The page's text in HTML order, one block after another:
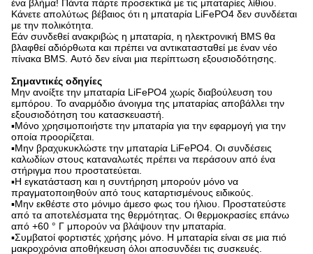
ένα βλήμα! Πάντα πάρτε προσεκτικά με τις μπαταρίες λίθιου.
Κάνετε απολύτως βέβαιος ότι η μπαταρία LiFePO4 δεν συνδέεται
με την πολικότητα.
Εάν συνδεθεί ανακριβώς η μπαταρία, η ηλεκτρονική BMS θα
βλαφθεί αδιόρθωτα και πρέπει να αντικατασταθεί με έναν νέο
πίνακα BMS. Αυτό δεν είναι μια περίπτωση εξουσιοδότησης.
Σημαντικές οδηγίες
Μην ανοίξτε την μπαταρία LiFePO4 χωρίς διαβούλευση του
εμπόρου. Το αναρμόδιο άνοιγμα της μπαταρίας αποβάλλει την
εξουσιοδότηση του κατασκευαστή.
▪Μόνο χρησιμοποιήστε την μπαταρία για την εφαρμογή για την
οποία προορίζεται.
▪Μην βραχυκυκλώστε την μπαταρία LiFePO4. Οι συνδέσεις
καλωδίων στους καταναλωτές πρέπει να περάσουν από ένα
στήριγμα που προστατεύεται.
▪Η εγκατάσταση και η συντήρηση μπορούν μόνο να
πραγματοποιηθούν από τους καταρτισμένους ειδικούς.
▪Μην εκθέστε στο μόνιμο άμεσο φως του ήλιου. Προστατεύστε
από τα αποτελέσματα της θερμότητας. Οι θερμοκρασίες επάνω
από +60 ° Γ μπορούν να βλάψουν την μπαταρία.
▪Συμβατοί φορτιστές χρήσης μόνο. Η μπαταρία είναι σε μια πιό
μακροχρόνια αποθήκευση όλοι αποσυνδέει τις συσκευές.